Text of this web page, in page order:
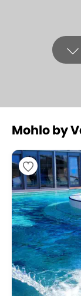
Fotoobraz
blumi,
9.4
Fotoobraz
stane vaším
svoju
súčasť vášho
Mohlo by